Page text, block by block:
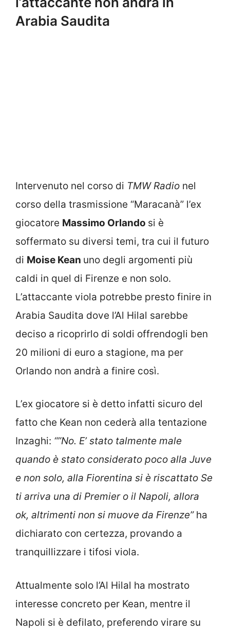
Arabia Saudita
Intervenuto nel corso di TMW Radio nel
corso della trasmissione “Maracanà” l’ex
giocatore Massimo Orlando si è
soffermato su diversi temi, tra cui il futuro
di Moise Kean uno degli argomenti più
caldi in quel di Firenze e non solo.
L’attaccante viola potrebbe presto finire in
Arabia Saudita dove l’Al Hilal sarebbe
deciso a ricoprirlo di soldi offrendogli ben
20 milioni di euro a stagione, ma per
Orlando non andrà a finire così.
L’ex giocatore si è detto infatti sicuro del
fatto che Kean non cederà alla tentazione
Inzaghi: “”No. E’ stato talmente male
quando è stato considerato poco alla Juve
e non solo, alla Fiorentina si è riscattato Se
ti arriva una di Premier o il Napoli, allora
ok, altrimenti non si muove da Firenze” ha
dichiarato con certezza, provando a
tranquillizzare i tifosi viola.
Attualmente solo l’Al Hilal ha mostrato
interesse concreto per Kean, mentre il
Napoli si è defilato, preferendo virare su